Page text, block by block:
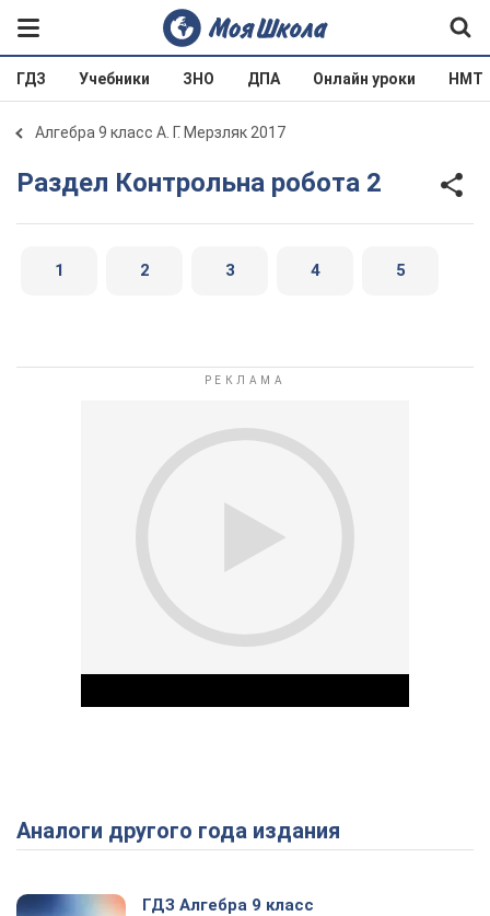
ГДЗ Учебники ЗНО ДПА Онлайн уроки НМТ
Алгебра 9 класс А. Г. Мерзляк 2017
Раздел Контрольна робота 2
1 2 3 4 5
Play Video
Аналоги другого года издания
ГДЗ Алгебра 9 класс